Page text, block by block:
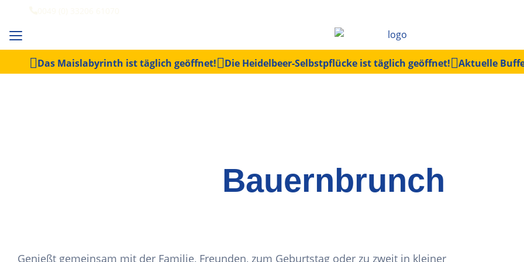
Das Maislabyrinth ist täglich geöffnet! Die Heidelbeer-Selbstpflücke ist täglich geöffnet! Aktuelle
Bauernbrunch
Genießt gemeinsam mit der Familie, Freunden, zum Geburtstag oder zu zweit in kleiner